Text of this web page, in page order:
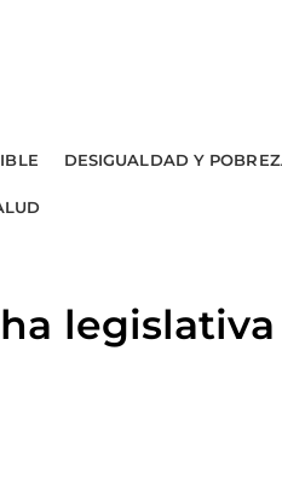
DESIGUALDAD Y